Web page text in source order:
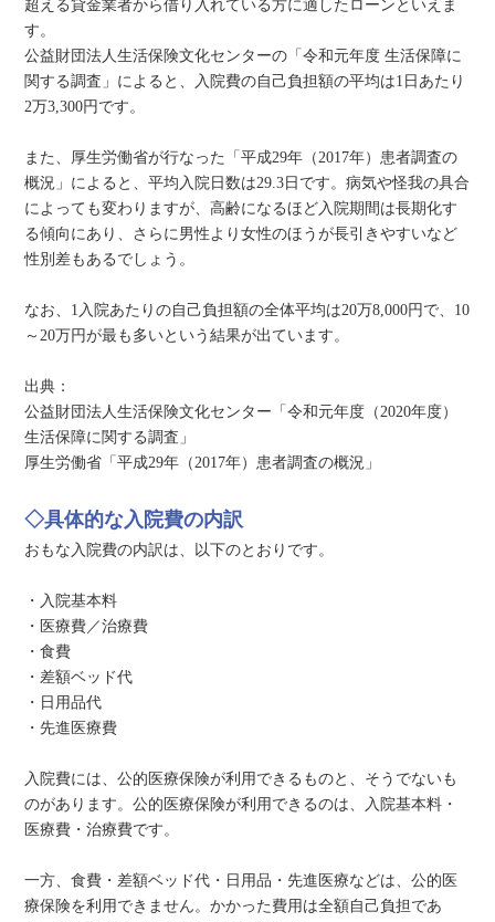
超える貸金業者から借り入れている方に適したローンといえま
す。
公益財団法人生活保険文化センターの「令和元年度 生活保障に
関する調査」によると、入院費の自己負担額の平均は1日あたり
2万3,300円です。
また、厚生労働省が行なった「平成29年（2017年）患者調査の
概況」によると、平均入院日数は29.3日です。病気や怪我の具合
によっても変わりますが、高齢になるほど入院期間は長期化す
る傾向にあり、さらに男性より女性のほうが長引きやすいなど
性別差もあるでしょう。
なお、1入院あたりの自己負担額の全体平均は20万8,000円で、10
～20万円が最も多いという結果が出ています。
出典：
公益財団法人生活保険文化センター「令和元年度（2020年度）
生活保障に関する調査」
厚生労働省「平成29年（2017年）患者調査の概況」
◇具体的な入院費の内訳
おもな入院費の内訳は、以下のとおりです。
・入院基本料
・医療費／治療費
・食費
・差額ベッド代
・日用品代
・先進医療費
入院費には、公的医療保険が利用できるものと、そうでないも
のがあります。公的医療保険が利用できるのは、入院基本料・
医療費・治療費です。
一方、食費・差額ベッド代・日用品・先進医療などは、公的医
療保険を利用できません。かかった費用は全額自己負担であ